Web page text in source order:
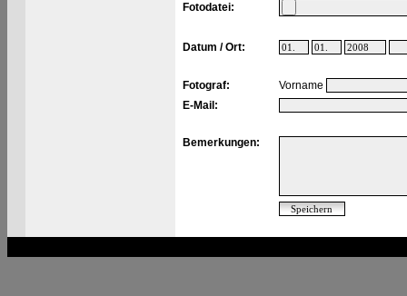
Fotodatei:
Datum / Ort:
Fotograf:
Vorname
E-Mail:
Bemerkungen: